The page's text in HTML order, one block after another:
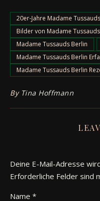
20er-Jahre Madame
Bilder von Madame
Madame Tussauds Berlin
Madame Tussauds Berlin
Madame Tussauds Berlin
By Tina Hoffmann
Deine E-Mail-Adresse
Erforderliche Felder sind
Name *